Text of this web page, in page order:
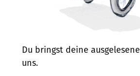
Du bringst deine
uns.